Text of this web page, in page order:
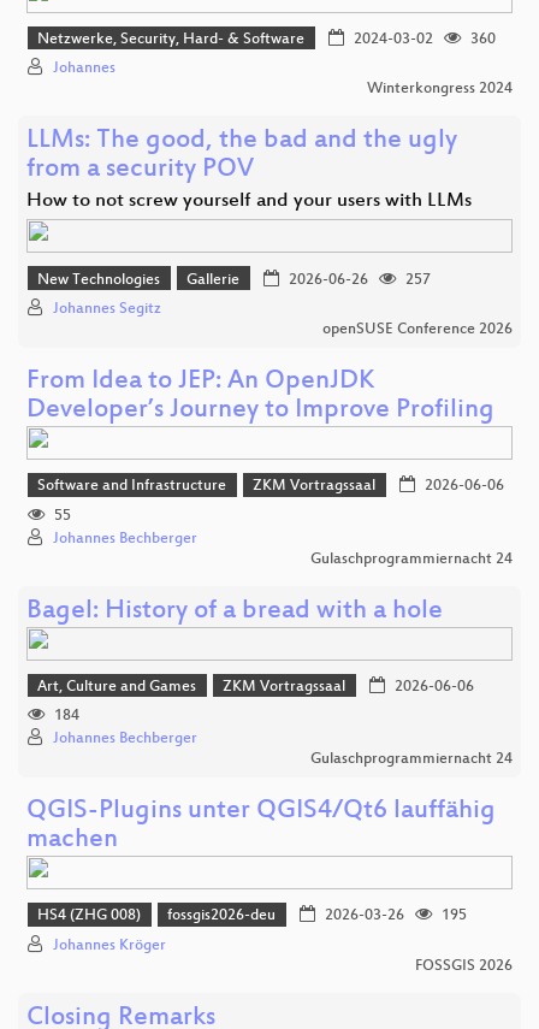
Netzwerke, Security, Hard- & Software 2024-03-02
360
Johannes
Winterkongress 2024
LLMs: The good, the bad and the ugly
from a security POV
How to not screw yourself and your users with LLMs
New Technologies Gallerie 2026-06-26
257
Johannes Segitz
openSUSE Conference 2026
From Idea to JEP: An OpenJDK
Developer’s Journey to Improve Profiling
Software and Infrastructure ZKM Vortragssaal
2026-06-06
55
Johannes Bechberger
Gulaschprogrammiernacht 24
Bagel: History of a bread with a hole
Art, Culture and Games ZKM Vortragssaal
2026-06-06
184
Johannes Bechberger
Gulaschprogrammiernacht 24
QGIS-Plugins unter QGIS4/Qt6 lauffähig
machen
HS4 (ZHG 008) fossgis2026-deu 2026-03-26
195
Johannes Kröger
FOSSGIS 2026
Closing Remarks